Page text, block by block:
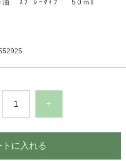
油 ｽﾌﾟﾚｰﾀｲﾌﾟ 50ｍℓ
+
トに入れる